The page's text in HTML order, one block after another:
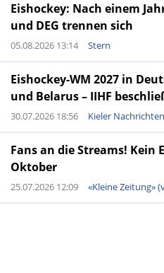
Eishockey: Nach einem
und DEG trennen sich
05.08.2026 13:14 Stern
Eishockey-WM 2027 in
und Belarus – IIHF
30.07.2026 18:56 Kieler Nachrichten
Fans an die Streams! Kein
Oktober
25.07.2026 12:09 «Kleine Zeitung»